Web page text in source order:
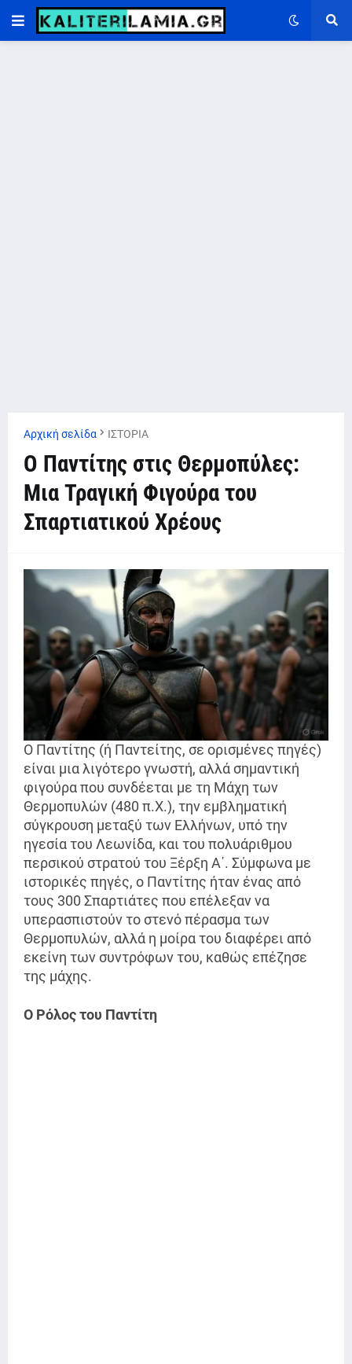
Αρχική σελίδα ΙΣΤΟΡΙΑ
Ο Παντίτης στις Θερμοπύλες:
Μια Τραγική Φιγούρα του
Σπαρτιατικού Χρέους
Ο Παντίτης (ή Παντείτης, σε ορισμένες πηγές)
είναι μια λιγότερο γνωστή, αλλά σημαντική
φιγούρα που συνδέεται με τη Μάχη των
Θερμοπυλών (480 π.Χ.), την εμβληματική
σύγκρουση μεταξύ των Ελλήνων, υπό την
ηγεσία του Λεωνίδα, και του πολυάριθμου
περσικού στρατού του Ξέρξη Α΄. Σύμφωνα με
ιστορικές πηγές, ο Παντίτης ήταν ένας από
τους 300 Σπαρτιάτες που επέλεξαν να
υπερασπιστούν το στενό πέρασμα των
Θερμοπυλών, αλλά η μοίρα του διαφέρει από
εκείνη των συντρόφων του, καθώς επέζησε
της μάχης.
Ο Ρόλος του Παντίτη